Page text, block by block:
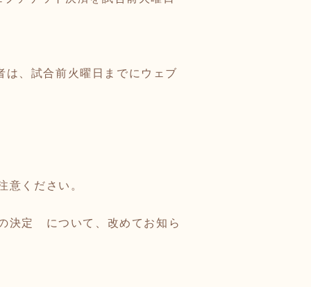
、試合前火曜日までにウェブ
意ください。
決定 について、改めてお知ら